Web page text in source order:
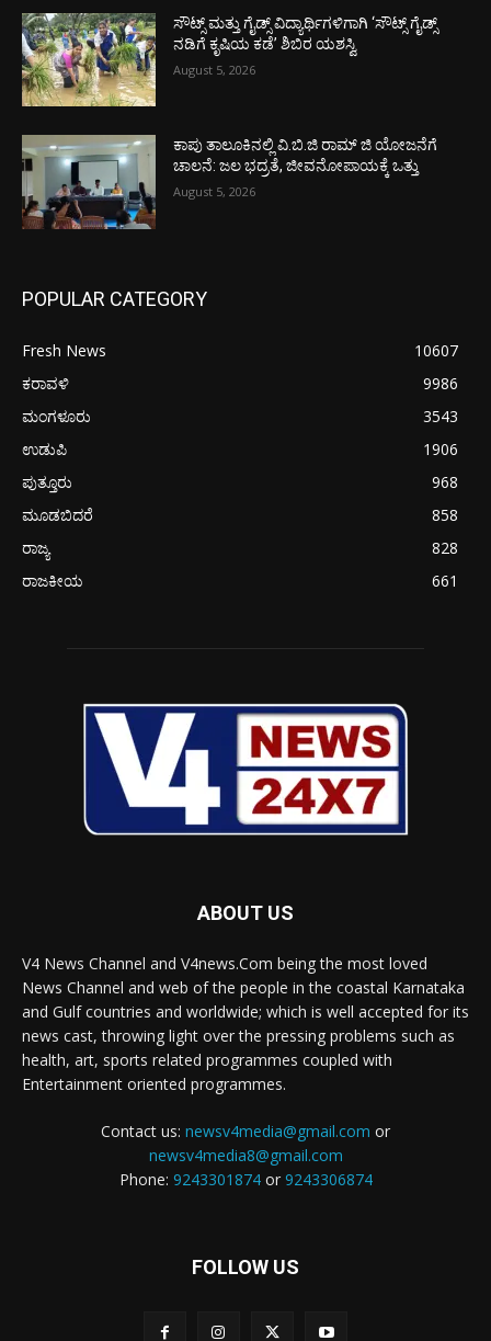
ಸೌಟ್ಸ್ ಮತ್ತು ಗೈಡ್ಸ್ ವಿದ್ಯಾರ್ಥಿಗಳಿಗಾಗಿ ‘ಸೌಟ್ಸ್ ಗೈಡ್ಸ್
ನಡಿಗೆ ಕೃಷಿಯ ಕಡೆ’ ಶಿಬಿರ ಯಶಸ್ವಿ
August 5, 2026
ಕಾಪು ತಾಲೂಕಿನಲ್ಲಿ ವಿ.ಬಿ.ಜಿ ರಾಮ್ ಜಿ ಯೋಜನೆಗೆ
ಚಾಲನೆ: ಜಲ ಭದ್ರತೆ, ಜೀವನೋಪಾಯಕ್ಕೆ ಒತ್ತು
August 5, 2026
POPULAR CATEGORY
Fresh News
10607
ಕರಾವಳಿ
9986
ಮಂಗಳೂರು
3543
ಉಡುಪಿ
1906
ಪುತ್ತೂರು
968
ಮೂಡಬಿದರೆ
858
ರಾಜ್ಯ
828
ರಾಜಕೀಯ
661
ABOUT US
V4 News Channel and V4news.Com being the most loved
News Channel and web of the people in the coastal Karnataka
and Gulf countries and worldwide; which is well accepted for its
news cast, throwing light over the pressing problems such as
health, art, sports related programmes coupled with
Entertainment oriented programmes.
Contact us: newsv4media@gmail.com or
newsv4media8@gmail.com
Phone: 9243301874or 9243306874
FOLLOW US